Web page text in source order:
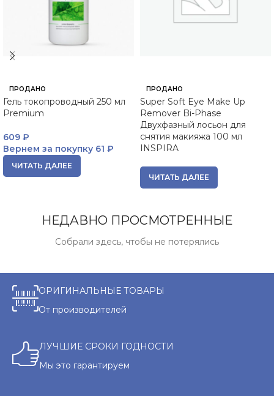
ПРОДАНО
Гель токопроводный 250 мл
Premium
609 ₽
Вернем за покупку 61 ₽
ЧИТАТЬ ДАЛЕЕ
ПРОДАНО
Super Soft Eye Make Up
Remover Bi-Phase
Двухфазный лосьон для
снятия макияжа 100 мл
INSPIRA
ЧИТАТЬ ДАЛЕЕ
НЕДАВНО ПРОСМОТРЕННЫЕ
Собрали здесь, чтобы не потерялись
ОРИГИНАЛЬНЫЕ ТОВАРЫ
От производителей
ЛУЧШИЕ СРОКИ ГОДНОСТИ
Мы это гарантируем